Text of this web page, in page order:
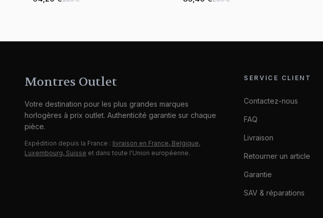
Montres Outlet
Votre destination pour les plus grandes marques
horlogères à prix outlet. Authenticité garantie sur chaque
pièce.
Expédition depuis la France : livraison en France, Belgique,
Luxembourg, Suisse et dans toute l'Union européenne.
SERVICE CLIENT
Contactez-nous
FAQ
Livraison
Retourner un article
Garantie
SAV & réparations